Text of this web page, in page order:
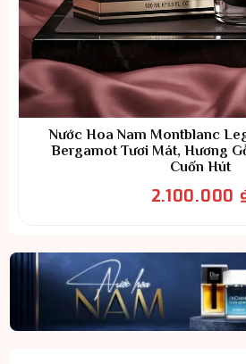
Nước Hoa Nam Montblanc
Bergamot Tươi Mát, Hương
Cuốn Hút
2.100.000